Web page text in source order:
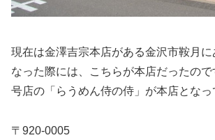
現在は金澤吉宗本店がある金沢市鞍月に
なった際には、こちらが本店だったので
号店の「らうめん侍の侍」が本店となっ
〒920-0005